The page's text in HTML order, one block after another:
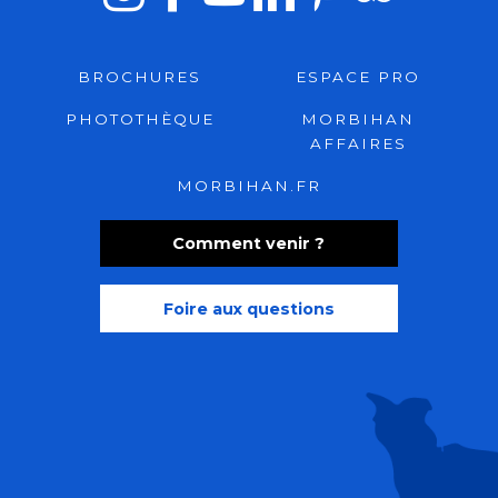
Comment venir ?
Foire aux questions
BROCHURES ESPACE PRO
PHOTOTHÈQUE
MORBIHAN
AFFAIRES
MORBIHAN.FR